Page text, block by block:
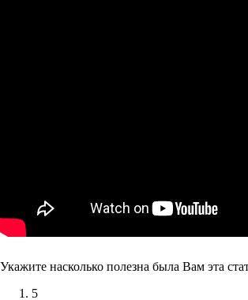
Укажите насколько полезна была Вам эта
5